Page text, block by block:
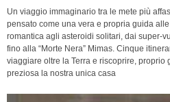
Un viaggio immaginario tra le mete più
pensato come una vera e propria guida
romantica agli asteroidi solitari, dai super-
fino alla “Morte Nera” Mimas. Cinque
viaggiare oltre la Terra e riscoprire,
preziosa la nostra unica casa